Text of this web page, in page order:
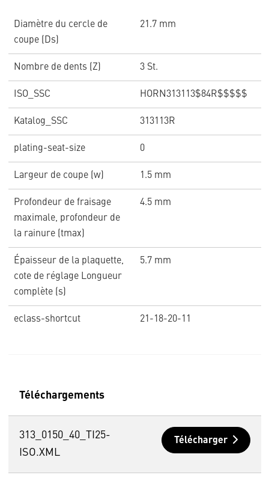
Diamètre du cercle de
coupe (Ds)
21.7 mm
Nombre de dents (Z) 3 St.
ISO_SSC HORN313113$84R$$$$$
Katalog_SSC 313113R
plating-seat-size 0
Largeur de coupe (w) 1.5 mm
Profondeur de fraisage
maximale, profondeur de
la rainure (tmax)
4.5 mm
Épaisseur de la plaquette,
cote de réglage Longueur
complète (s)
5.7 mm
eclass-shortcut 21-18-20-11
Téléchargements
313_0150_40_TI25-
ISO.XML
Télécharger